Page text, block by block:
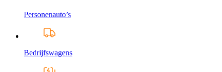
Personenauto’s
Bedrijfswagens